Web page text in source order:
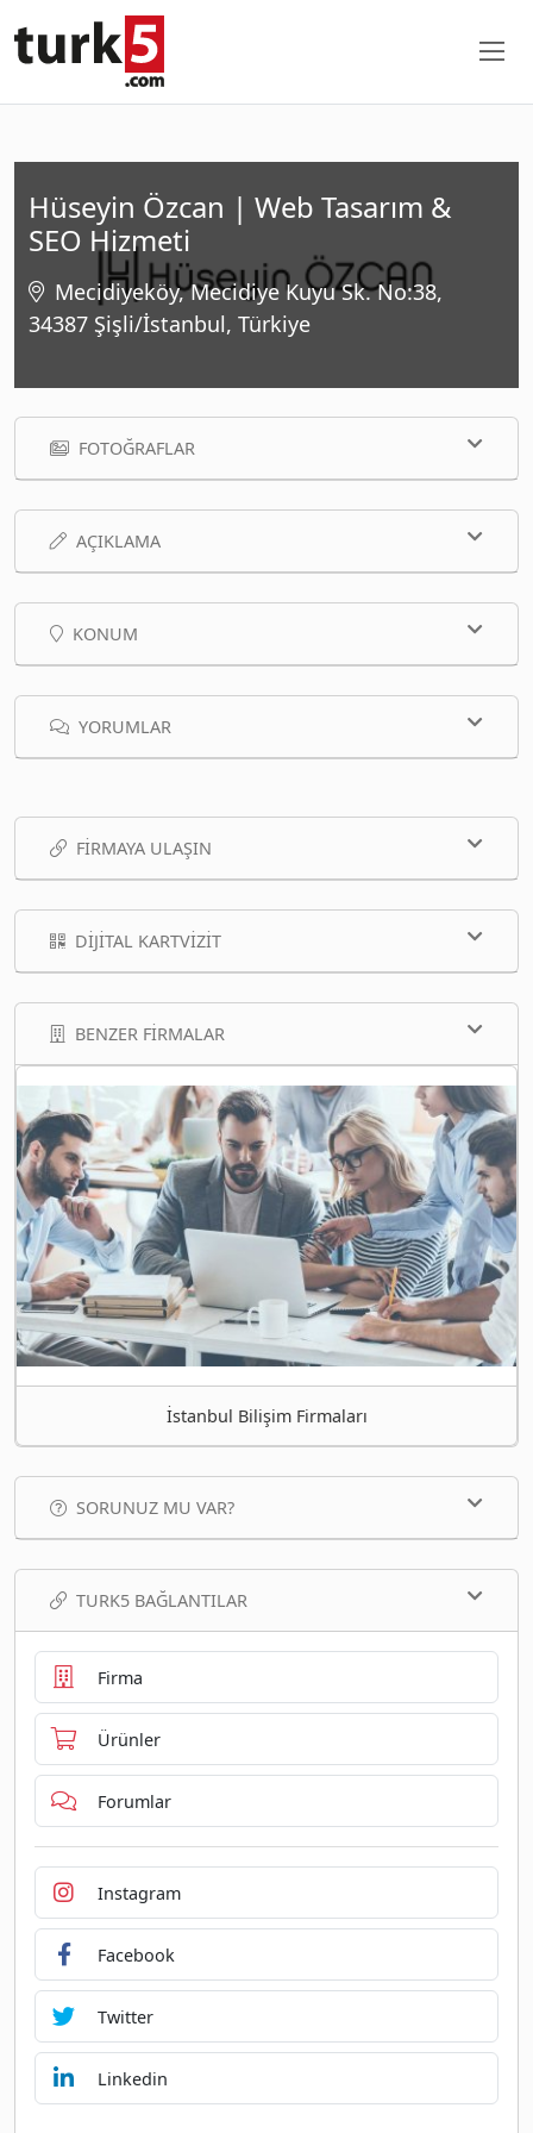
Hüseyin Özcan | Web Tasarım &
SEO Hizmeti
Mecidiyeköy, Mecidiye Kuyu Sk. No:38,
34387 Şişli/İstanbul, Türkiye
FOTOĞRAFLAR
AÇIKLAMA
KONUM
YORUMLAR
FIRMAYA ULAŞIN
DIJITAL KARTVIZIT
BENZER FIRMALAR
İstanbul Bilişim Firmaları
SORUNUZ MU VAR?
TURK5 BAĞLANTILAR
Firma
Ürünler
Forumlar
Instagram
Facebook
Twitter
Linkedin